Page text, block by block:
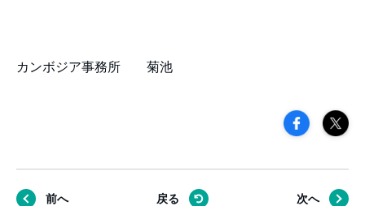
カンボジア事務所 菊池
前へ 戻る 次へ